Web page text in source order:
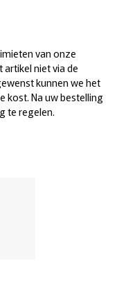
van onze
niet via de
kunnen we het
kost. Na uw bestelling
te regelen.